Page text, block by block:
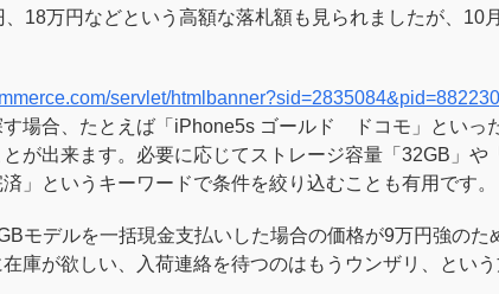
18万円などという高額な落札額も見られましたが、10
servlet/
場合、たとえば「iPhone5s ゴールド ドコモ」といっ
が出来ます。必要に応じてストレージ容量「32GB」や
済」というキーワードで条件を絞り込むことも有用です。
モデルを一括現金支払いした場合の価格が9万円強のた
庫が欲しい、入荷連絡を待つのはもうウンザリ、とい